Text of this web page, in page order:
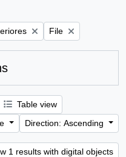
Remove filter:
File
Table view
Direction: Ascending
1 results with digital objects